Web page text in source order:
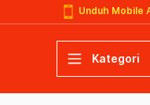
Unduh Mobile
Kategori